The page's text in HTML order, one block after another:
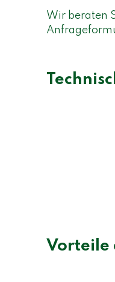
Wir beraten
Vorteile